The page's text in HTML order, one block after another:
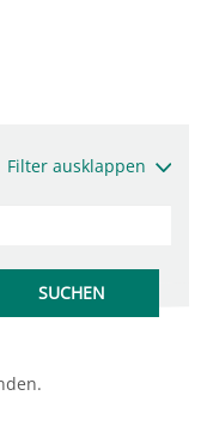
Filter ausklappen